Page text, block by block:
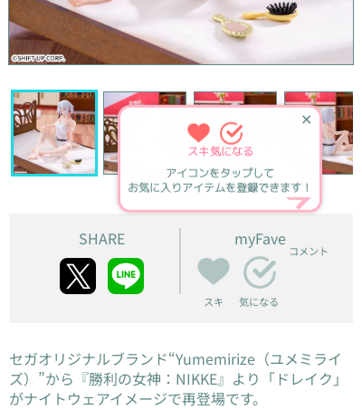
✕
スキ気になる
アイコンをタップして
お気に入りアイテムを登録できます！
SHARE myFave
スキ 気になる
コメント
セガオリジナルブランド“Yumemirize（ユメミライ
ズ）”から『勝利の女神：NIKKE』より「ドレイク」
がナイトウェアイメージで再登場です。